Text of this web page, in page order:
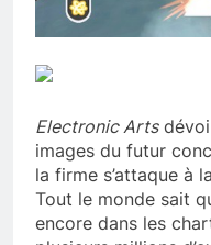
Electronic Arts
images du futur
la firme s’attaque à
Tout le monde sait
encore dans les